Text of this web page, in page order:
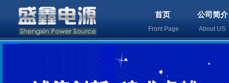
首页 公司简介
Front Page About